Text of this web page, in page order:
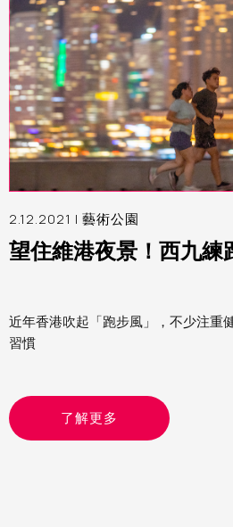
2.12.2021 | 藝術公園
望住維港夜景！西九練
近年香港吹起「跑步風」，不少注重
習慣
了解更多